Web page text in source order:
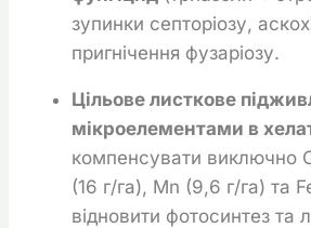
зупинки септоріозу,
пригнічення фузаріозу.
Цільове листкове
мікроелементами в
компенсувати виключно
(16 г/га), Mn (9,6 г/га) та
відновити фотосинтез та